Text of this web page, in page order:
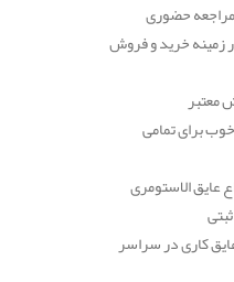
حضوری
از 10 ساله در زمینه خرید و فروش
برای تمامی
کاری در سراسر